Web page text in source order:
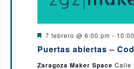
Puertas abiertas –
D
s
a
7 febrero @ 6:00 pm -
Zaragoza Maker Space Calle